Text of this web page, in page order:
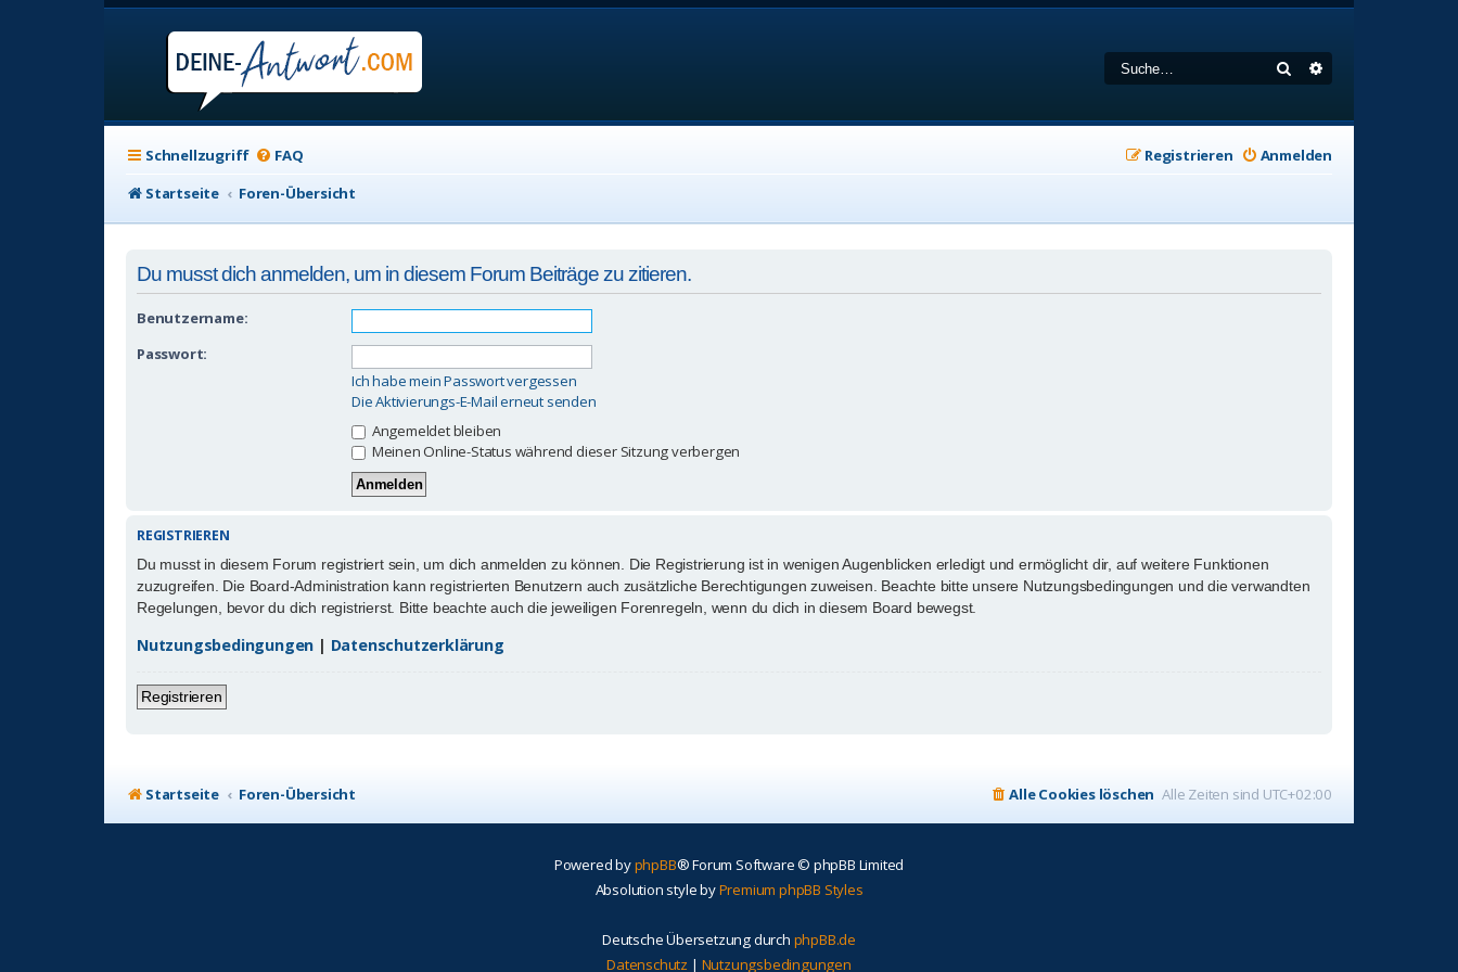
Suche
Schnellzugriff FAQ Anmelden
Registrieren
Startseite
Foren-Übersicht
Du musst dich anmelden, um in diesem Forum Beiträge zu zitieren.
Benutzername:
Passwort:
Ich habe mein Passwort vergessen
Die Aktivierungs-E-Mail erneut senden
Angemeldet bleiben
Meinen Online-Status während dieser Sitzung verbergen
REGISTRIEREN
Du musst in diesem Forum registriert sein, um dich anmelden zu können. Die Registrierung ist in wenigen Augenblicken erledigt und ermöglicht dir, auf weitere Funktionen
zuzugreifen. Die Board-Administration kann registrierten Benutzern auch zusätzliche Berechtigungen zuweisen. Beachte bitte unsere Nutzungsbedingungen und die verwandten
Regelungen, bevor du dich registrierst. Bitte beachte auch die jeweiligen Forenregeln, wenn du dich in diesem Board bewegst.
Nutzungsbedingungen | Datenschutzerklärung
Registrieren
Startseite Foren-Übersicht Alle Zeiten sind UTC+02:00
Alle Cookies löschen
Powered byphpBB® Forum Software © phpBB Limited
Absolution style byPremium phpBB Styles
Deutsche Übersetzung durch phpBB.de
Datenschutz | Nutzungsbedingungen